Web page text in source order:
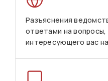
Разъяснения
ответами на вопросы,
интересующего вас